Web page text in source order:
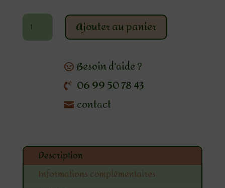
quantité
de
Ajouter au panier
Besoin d'aide ?
06 99 50 78 43
contact
Description
Informations complémentaires